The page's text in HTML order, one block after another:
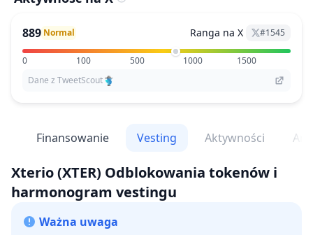
889 Normal Ranga na X #1545
0 100 500 1000
1500
Dane z TweetScout
Finansowanie Vesting Aktywności
Xterio(XTER) Odblokowania tokenów i
harmonogram vestingu
Ważna uwaga